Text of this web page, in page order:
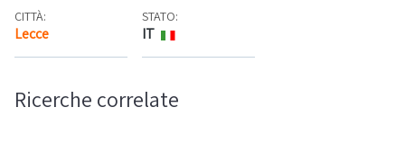
CITTÀ:
Lecce Mappa
STATO:
IT
Ricerche correlate